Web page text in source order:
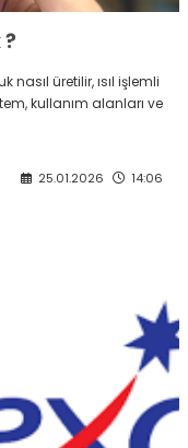
üretilir, ısıl işlemli
kullanım alanları ve
25.01.2026 14:06